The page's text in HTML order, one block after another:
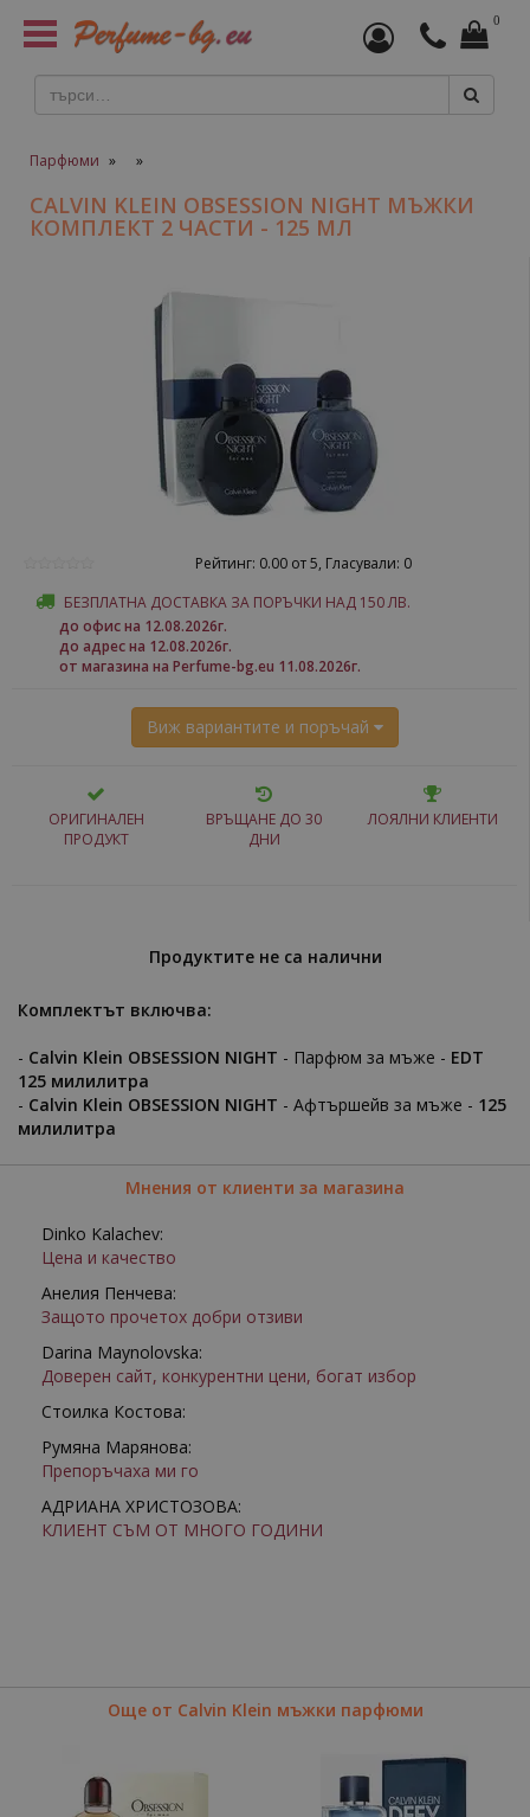
Toggle
navigation
0
Парфюми » »
CALVIN KLEIN OBSESSION NIGHT МЪЖКИ
КОМПЛЕКТ 2 ЧАСТИ - 125 МЛ
Рейтинг: 0.00 от 5, Гласували: 0
БЕЗПЛАТНА ДОСТАВКА ЗА ПОРЪЧКИ НАД 150 ЛВ.
до офис на 12.08.2026г.
до адрес на 12.08.2026г.
от магазина на Perfume-bg.eu 11.08.2026г.
Виж вариантите и поръчай
ОРИГИНАЛЕН
ПРОДУКТ
ВРЪЩАНЕ ДО 30
ДНИ
ЛОЯЛНИ КЛИЕНТИ
Продуктите не са налични
Комплектът включва:
- Calvin Klein OBSESSION NIGHT - Парфюм за мъже - EDT
125 милилитра
- Calvin Klein OBSESSION NIGHT - Афтършейв за мъже - 125
милилитра
Мнения от клиенти за магазина
Dinko Kalachev:
Цена и качество
Анелия Пенчева:
Защото прочетох добри отзиви
Darina Maynolovska:
Доверен сайт, конкурентни цени, богат избор
Стоилка Костова:
Румяна Марянова:
Препоръчаха ми го
АДРИАНА ХРИСТОЗОВА:
КЛИЕНТ СЪМ ОТ МНОГО ГОДИНИ
Още от Calvin Klein мъжки парфюми